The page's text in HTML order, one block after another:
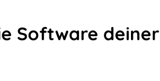
Software deiner